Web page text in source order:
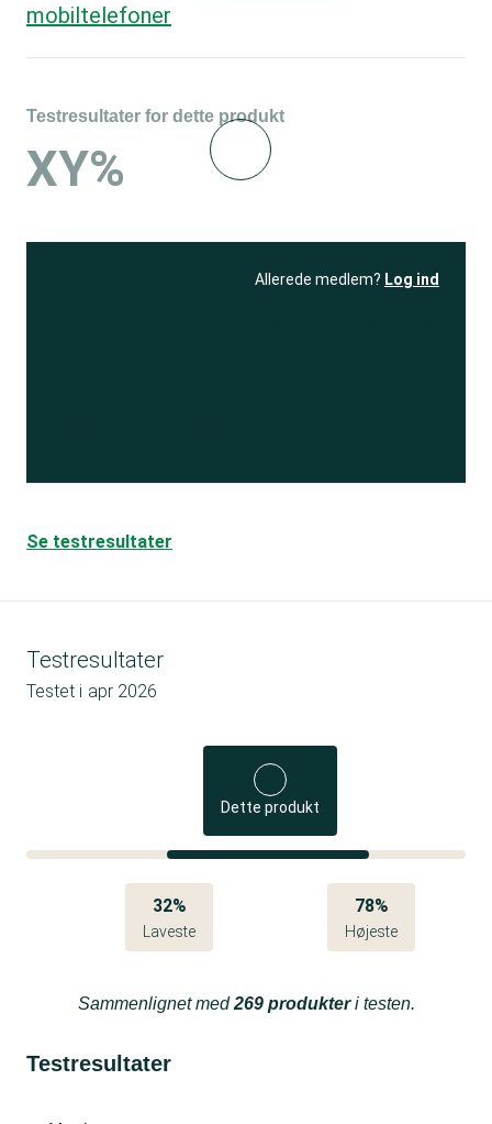
mobiltelefoner
Testresultater for dette produkt
XY%
Allerede medlem? Log ind
Se testresultater
Testresultater
Testet i apr 2026
Dette produkt
32%
Laveste
78%
Højeste
Sammenlignet med269 produkteri testen.
Testresultater